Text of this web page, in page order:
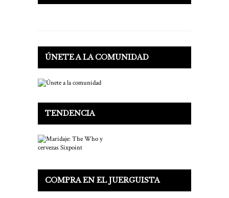
ÚNETE A LA COMUNIDAD
TENDENCIA
COMPRA EN EL JUERGUISTA